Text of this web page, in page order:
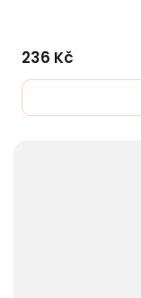
236 Kč